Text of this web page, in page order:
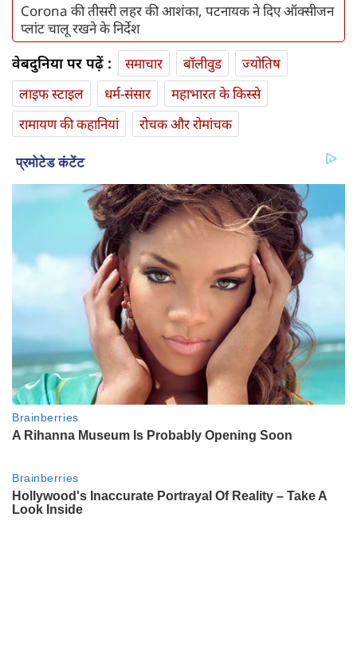
Corona की तीसरी लहर की आशंका, पटनायक ने दिए ऑक्सीजन
प्लांट चालू रखने के निर्देश
वेबदुनिया पर पढ़ें : समाचार बॉलीवुड
ज्योतिष
लाइफ स्‍टाइल
धर्म-संसार
महाभारत के किस्से
रामायण की कहानियां
रोचक और रोमांचक